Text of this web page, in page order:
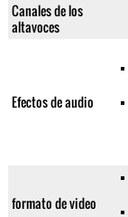
Canales de los
altavoces
Efectos de audio
formato de video